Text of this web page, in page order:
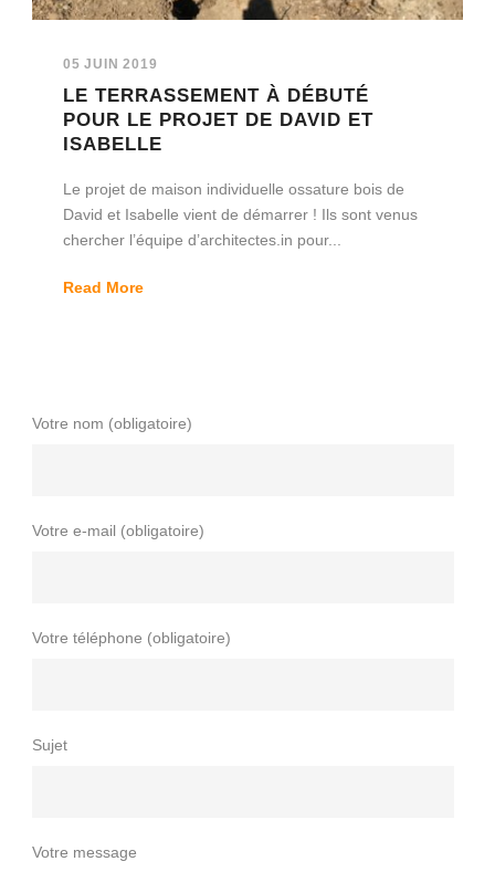
05 JUIN 2019
LE TERRASSEMENT À DÉBUTÉ
POUR LE PROJET DE DAVID ET
ISABELLE
Le projet de maison individuelle ossature bois de
David et Isabelle vient de démarrer ! Ils sont venus
chercher l’équipe d’architectes.in pour...
Read More
Votre nom (obligatoire)
Votre e-mail (obligatoire)
Votre téléphone (obligatoire)
Sujet
Votre message